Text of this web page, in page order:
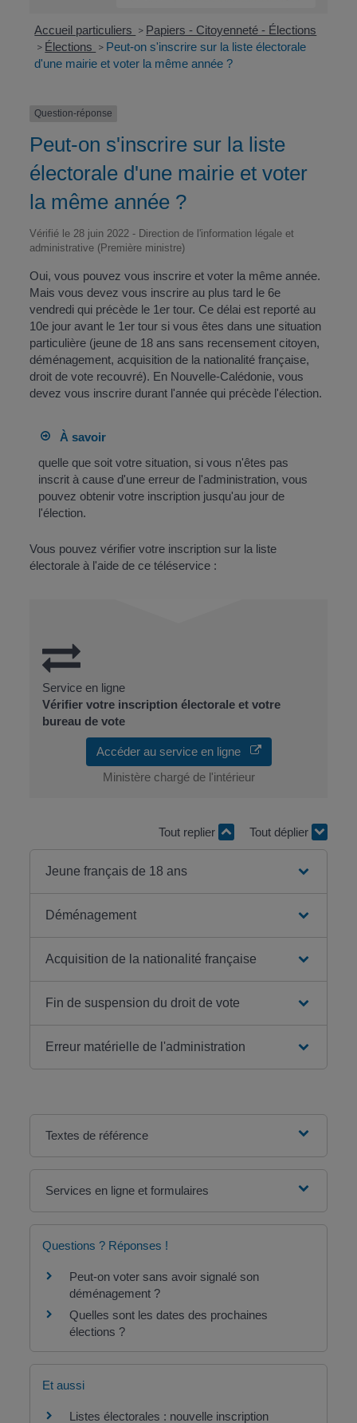
Accueil particuliers > Papiers - Citoyenneté - Élections
> Élections > Peut-on s'inscrire sur la liste électorale
d'une mairie et voter la même année ?
Question-réponse
Peut-on s'inscrire sur la liste
électorale d'une mairie et voter
la même année ?
Vérifié le 28 juin 2022 - Direction de l'information légale et
administrative (Première ministre)
Oui, vous pouvez vous inscrire et voter la même année.
Mais vous devez vous inscrire au plus tard le 6e
vendredi qui précède le 1ertour. Ce délai est reporté au
10ejour avant le 1ertour si vous êtes dans une situation
particulière (jeune de 18 ans sans recensement citoyen,
déménagement, acquisition de la nationalité française,
droit de vote recouvré). En Nouvelle-Calédonie, vous
devez vous inscrire durant l'année qui précède l'élection.
À savoir
quelle que soit votre situation, si vous n'êtes pas
inscrit à cause d'une erreur de l'administration, vous
pouvez obtenir votre inscription jusqu'au jour de
l'élection.
Vous pouvez vérifier votre inscription sur la liste
électorale à l'aide de ce téléservice :
Service en ligne
Vérifier votre inscription électorale et votre
bureau de vote
Accéder au service en ligne
Ministère chargé de l'intérieur
Tout replier Tout déplier
Jeune français de 18 ans
Déménagement
Acquisition de la nationalité française
Fin de suspension du droit de vote
Erreur matérielle de l'administration
Textes de référence
Services en ligne et formulaires
Questions ? Réponses !
Peut-on voter sans avoir signalé son
déménagement ?
Quelles sont les dates des prochaines
élections ?
Et aussi
Listes électorales : nouvelle inscription